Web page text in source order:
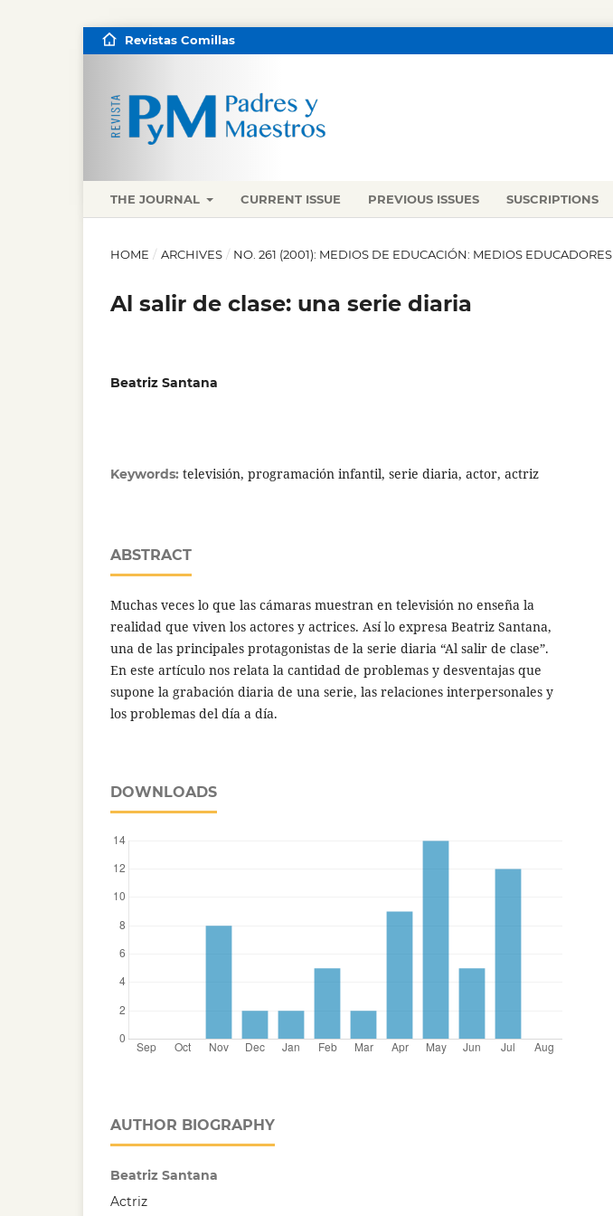
THE JOURNAL CURRENT ISSUE PREVIOUS ISSUES SUSCRIPTIONS
Revistas Comillas
HOME / ARCHIVES / NO. 261 (2001): MEDIOS DE EDUCACIÓN: MEDIOS EDUCADORES
Al salir de clase: una serie diaria
Beatriz Santana
Keywords: televisión, programación infantil, serie diaria, actor, actriz
ABSTRACT
Muchas veces lo que las cámaras muestran en televisión no enseña la
realidad que viven los actores y actrices. Así lo expresa Beatriz Santana,
una de las principales protagonistas de la serie diaria “Al salir de clase”.
En este artículo nos relata la cantidad de problemas y desventajas que
supone la grabación diaria de una serie, las relaciones interpersonales y
los problemas del día a día.
DOWNLOADS
AUTHOR BIOGRAPHY
Beatriz Santana
Actriz